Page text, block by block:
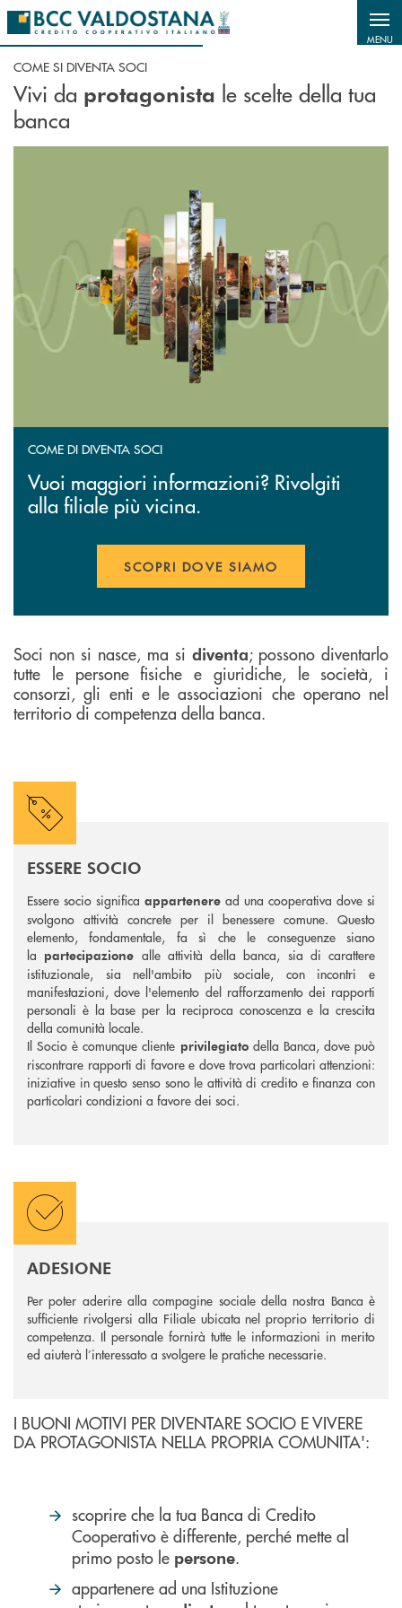
Salta al contenuto principale
MENU
COME SI DIVENTA SOCI
Vivi da protagonista le scelte della tua
banca
COME DI DIVENTA SOCI
Vuoi maggiori informazioni? Rivolgiti
alla filiale più vicina.
SCOPRI DOVE SIAMO
Soci non si nasce, ma si diventa; possono diventarlo
tutte le persone fisiche e giuridiche, le società, i
consorzi, gli enti e le associazioni che operano nel
territorio di competenza della banca.
ESSERE SOCIO
Essere socio significa appartenere ad una cooperativa dove si
svolgono attività concrete per il benessere comune. Questo
elemento, fondamentale, fa sì che le conseguenze siano
la partecipazione alle attività della banca, sia di carattere
istituzionale, sia nell'ambito più sociale, con incontri e
manifestazioni, dove l'elemento del rafforzamento dei rapporti
personali è la base per la reciproca conoscenza e la crescita
della comunità locale.
Il Socio è comunque cliente privilegiatodella Banca, dove può
riscontrare rapporti di favore e dove trova particolari attenzioni:
iniziative in questo senso sono le attività di credito e finanza con
particolari condizioni a favore dei soci.
ADESIONE
Per poter aderire alla compagine sociale della nostra Banca è
sufficiente rivolgersi alla Filiale ubicata nel proprio territorio di
competenza. Il personale fornirà tutte le informazioni in merito
ed aiuterà l’interessato a svolgere le pratiche necessarie.
I BUONI MOTIVI PER DIVENTARE SOCIO E VIVERE
DA PROTAGONISTA NELLA PROPRIA COMUNITA':
scoprire che la tua Banca di Credito
Cooperativo è differente, perché mette al
primo posto le persone.
appartenere ad una Istituzione